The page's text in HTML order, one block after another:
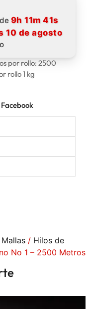
9h 11m 40s
10 de agosto
por rollo: 2500
rollo 1 kg
Facebook
/ Hilos de
No 1 – 2500 Metros